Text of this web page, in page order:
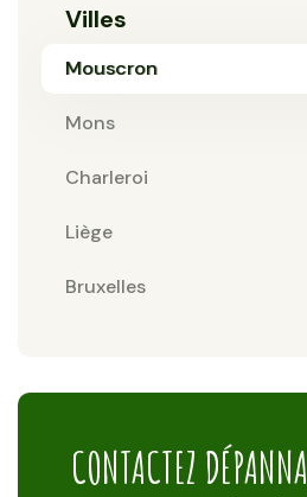
Villes
Mouscron
Mons
Charleroi
Liège
Bruxelles
CONTACTEZ